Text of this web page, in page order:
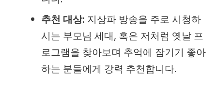
추천 대상: 지상파 방송을 주로 시청하
시는 부모님 세대, 혹은 저처럼 옛날 프
로그램을 찾아보며 추억에 잠기기 좋아
하는 분들에게 강력 추천합니다.